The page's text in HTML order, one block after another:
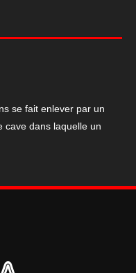
se fait enlever par un
cave dans laquelle un